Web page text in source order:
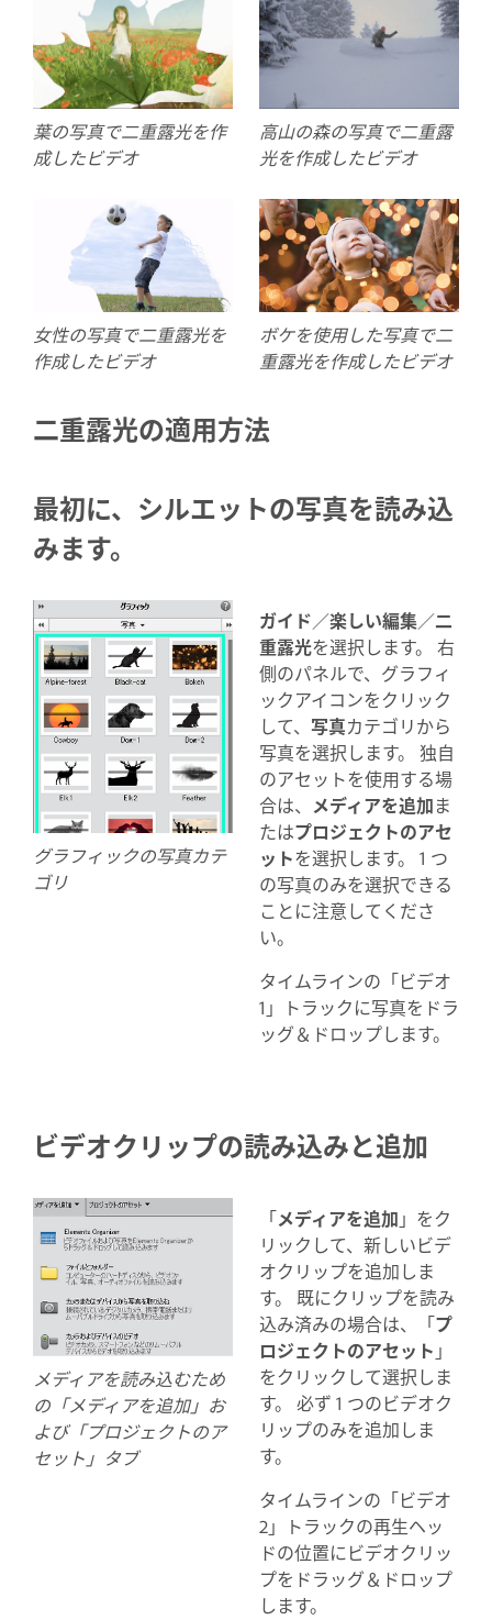
葉の写真で二重露光を作
成したビデオ
高山の森の写真で二重露
光を作成したビデオ
女性の写真で二重露光を
作成したビデオ
ボケを使用した写真で二
重露光を作成したビデオ
二重露光の適用方法
最初に、シルエットの写真を読み込
みます。
グラフィックの写真カテ
ゴリ
ガイド／楽しい編集／二
重露光を選択します。 右
側のパネルで、グラフィ
ックアイコンをクリック
して、 写真カテゴリから
写真を選択します。 独自
のアセットを使用する場
合は、 メディアを追加ま
たはプロジェクトのアセ
ットを選択します。 1 つ
の写真のみを選択できる
ことに注意してくださ
い。
タイムラインの「ビデオ
1」トラックに写真をドラ
ッグ＆ドロップします。
ビデオクリップの読み込みと追加
メディアを読み込むため
の「メディアを追加」お
よび「プロジェクトのア
セット」タブ
「メディアを追加 」をク
リックして、新しいビデ
オクリップを追加しま
す。 既にクリップを読み
込み済みの場合は、「プ
ロジェクトのアセット 」
をクリックして選択しま
す。 必ず 1 つのビデオク
リップのみを追加しま
す。
タイムラインの「ビデオ
2」トラックの再生ヘッ
ドの位置にビデオクリッ
プをドラッグ＆ドロップ
します。